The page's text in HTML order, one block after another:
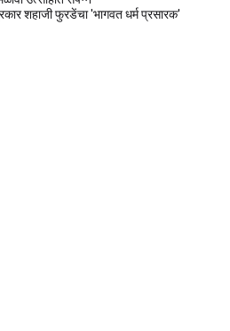
शहाजी फुरडेंचा 'भागवत धर्म प्रसारक'